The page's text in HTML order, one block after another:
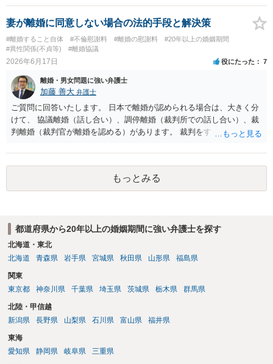
ります。 これらは相互に関連することも多く、特にお子様に関する事
項は、今後の生活に影響を与えます。 そのため、お子様がいらっしゃ
妻が離婚に同意しない場合の法的手段と解決策
#離婚すること自体 #不倫慰謝料 #離婚の慰謝料
#20年以上の婚姻期間
#異性関係(不貞等)
#離婚協議
2026年6月17日 役にたった 7
離婚・男女問題に強い弁護士
加藤 善大 弁護士
ご質問に回答いたします。 日本で離婚が認められる場合は、大きく分
けて、 協議離婚（話し合い）、調停離婚（裁判所での話し合い）、裁
判離婚（裁判官が離婚を認める）があります。 裁判をするためには、
合いによって離婚をするものですので、 奥様が離婚に応じない場合
は、離婚ができません。 それに対して、裁判離婚は、離婚原因が認め
られれば離婚ができますが、 奥様が、ご質問者のことを有責配偶者
（離婚原因を作った者）であると主張すれば、 それが認められ、当分
により（７年前後は必要であることが多いです。）、 裁判をすれば離
婚が認められる可能性はあります。 （いわゆる単身赴任では離婚の際
に問題となる別居とは扱われないため、 別居期間を海外赴任当初から
婚できるかというご質問に対する回答は、 まずは、家庭裁判所に離婚
調停を申し立て、 調停で離婚できない場合は、離婚訴訟（裁判）をす
るということになります。 調停の際から、ご記載のように、 ご自宅の
とで、 離婚の可能性が増えるかもしれません。 それに加えて、離婚後
も一定期間毎月の生活費を支払うという提案も考えられます。 なお、
調停から裁判を経て離婚する場合は、離婚できるとしても、離婚する
もっとみる
都道府県から20年以上の婚姻期間に強い弁護士を探す
北海道・東北
北海道
青森県 岩手県 宮城県 秋田県 山形県 福島県
関東
東京都
神奈川県 千葉県 埼玉県 茨城県 栃木県 群馬県
北陸・甲信越
新潟県
長野県 山梨県 石川県 富山県 福井県
東海
愛知県
静岡県 岐阜県 三重県